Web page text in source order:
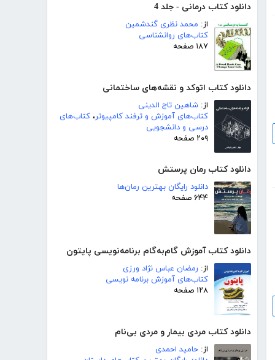
دانلود کتاب درمانی - جلد 4
از: محمد نظری گندشمین
کتاب‌های روانشناسی
۱۸۷ صفحه
دانلود کتاب اتوکد و نقشه‌های ساختمانی
از: شاهین تاج الدینی
کتاب‌های آموزش و ترفند کامپیوتر، کتاب‌های
درسی و دانشجویی
۲۰۹ صفحه
دانلود کتاب رمان پرستش
دانلود رایگان بهترین رمان‌ها
۶۴۴ صفحه
دانلود کتاب آموزش گام‌به‌گام برنامه‌نویسی پایتون
از: رمضان عباس نژاد ورزی
کتاب‌های آموزش برنامه نویسی
۱۲۸ صفحه
دانلود کتاب مردی بیمار و مردی بی‌نام
از: حامید احمدی